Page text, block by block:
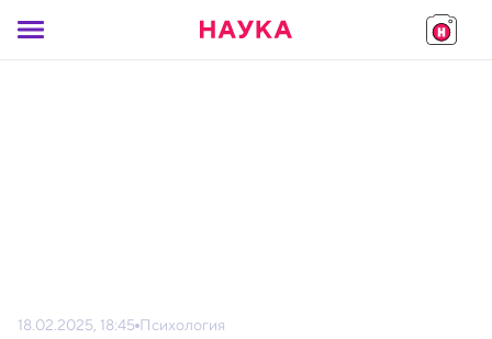
18.02.2025, 18:45 Психология